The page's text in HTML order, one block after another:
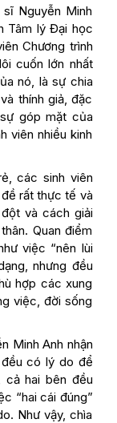
Nguyễn Minh
Tâm lý Đại học
Chương trình
cuốn lớn nhất
nó, là sự chia
thính giả, đặc
góp mặt của
viên nhiều kinh
các sinh viên
rất thực tế và
và cách giải
Quan điểm
việc “nên lùi
nhưng đều
hợp các xung
việc, đời sống
Minh Anh nhận
có lý do để
cả hai bên đều
“hai cái đúng”
Như vậy, chìa